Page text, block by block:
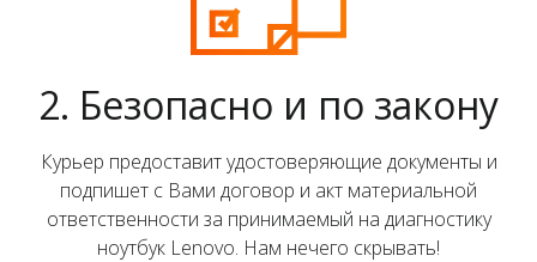
2. Безопасно и по закону
Курьер предоставит удостоверяющие документы и
подпишет с Вами договор и акт материальной
ответственности за принимаемый на диагностику
ноутбук Lenovo. Нам нечего скрывать!